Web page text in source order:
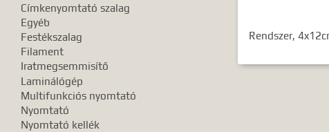
Címkenyomtató szalag
Egyéb
Festékszalag
Filament
Iratmegsemmisítő
Laminálógép
Multifunkciós nyomtató
Nyomtató
Nyomtató kellék
Rendszer,